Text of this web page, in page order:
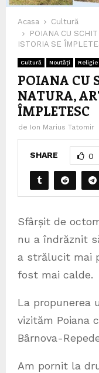
Acasa
Cultură
POIANA CU
ISTORIA SE
Cultură Noutăți Religie
POIANA CU
NATURA,
ÎMPLETESC
de Ion Marius Tatomir
SHARE 0
Sfârșit de
nu a îndrăznit
a strălucit mai
fost mai calde.
La propunerea
vizităm Poiana
Bârnova-
Am pornit la